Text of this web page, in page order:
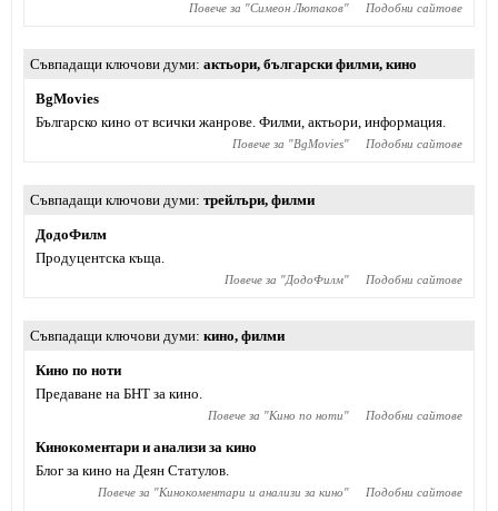
Повече за "Симеон Лютаков" Подобни сайтове
Съвпадащи ключови думи актьори, български филми, кино
BgMovies
Българско кино от всички жанрове. Филми, актьори, информация.
Повече за "BgMovies" Подобни сайтове
Съвпадащи ключови думи трейлъри, филми
ДодоФилм
Продуцентска къща.
Повече за "ДодоФилм" Подобни сайтове
Съвпадащи ключови думи кино, филми
Кино по ноти
Предаване на БНТ за кино.
Повече за "Кино по ноти" Подобни сайтове
Кинокоментари и анализи за кино
Блог за кино на Деян Статулов.
Повече за "Кинокоментари и анализи за кино" Подобни сайтове